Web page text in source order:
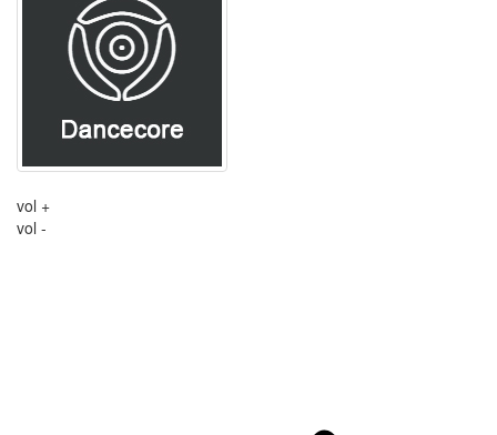
vol +
vol -